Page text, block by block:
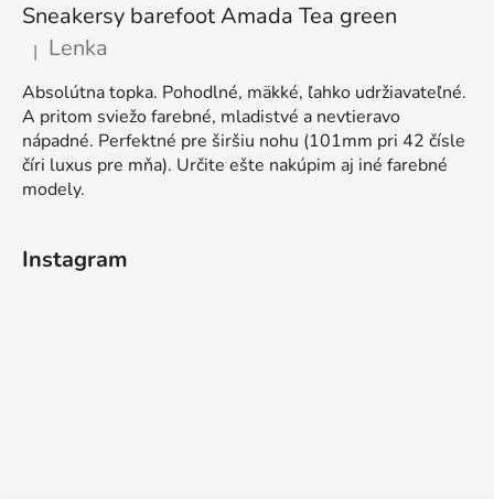
Sneakersy barefoot Amada Tea green
Ocena produktu to 5 na 5 gwiazdek.
| Lenka
Absolútna topka. Pohodlné, mäkké, ľahko udržiavateľné.
A pritom sviežo farebné, mladistvé a nevtieravo
nápadné. Perfektné pre širšiu nohu (101mm pri 42 čísle
číri luxus pre mňa). Určite ešte nakúpim aj iné farebné
modely.
Instagram